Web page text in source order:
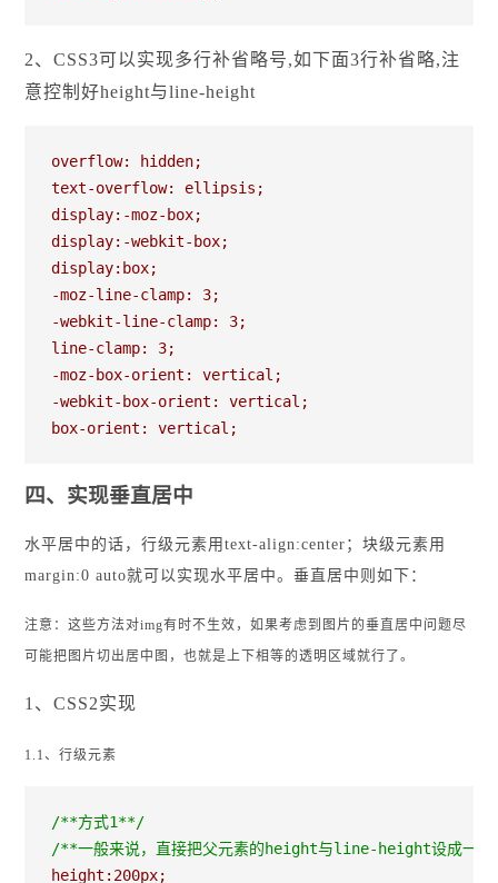
2、CSS3可以实现多行补省略号,如下面3行补省略,注
意控制好height与line-height
overflow: hidden;
text-overflow: ellipsis;
display:-moz-box;
display:-webkit-box;
display:box;
-moz-line-clamp: 3;
-webkit-line-clamp: 3;
line-clamp: 3;
-moz-box-orient: vertical;
-webkit-box-orient: vertical;
box-orient: vertical;
四、实现垂直居中
水平居中的话，行级元素用text-align:center；块级元素用
margin:0 auto就可以实现水平居中。垂直居中则如下：
注意：这些方法对img有时不生效，如果考虑到图片的垂直居中问题尽
可能把图片切出居中图，也就是上下相等的透明区域就行了。
1、CSS2实现
1.1、行级元素
/**方式1**/
/**一般来说，直接把父元素的height与line-height设成一样
height:200px;